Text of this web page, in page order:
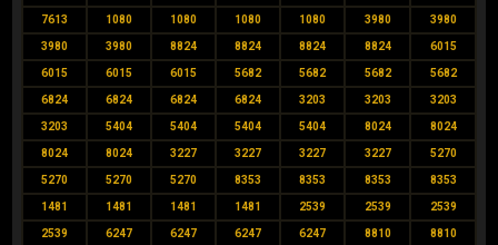
7613 1080 1080 1080 1080 3980 3980
3980 3980 8824 8824 8824 8824 6015
6015 6015 6015 5682 5682 5682 5682
6824 6824 6824 6824 3203 3203 3203
3203 5404 5404 5404 5404 8024 8024
8024 8024 3227 3227 3227 3227 5270
5270 5270 5270 8353 8353 8353 8353
1481 1481 1481 1481 2539 2539 2539
2539 6247 6247 6247 6247 8810 8810